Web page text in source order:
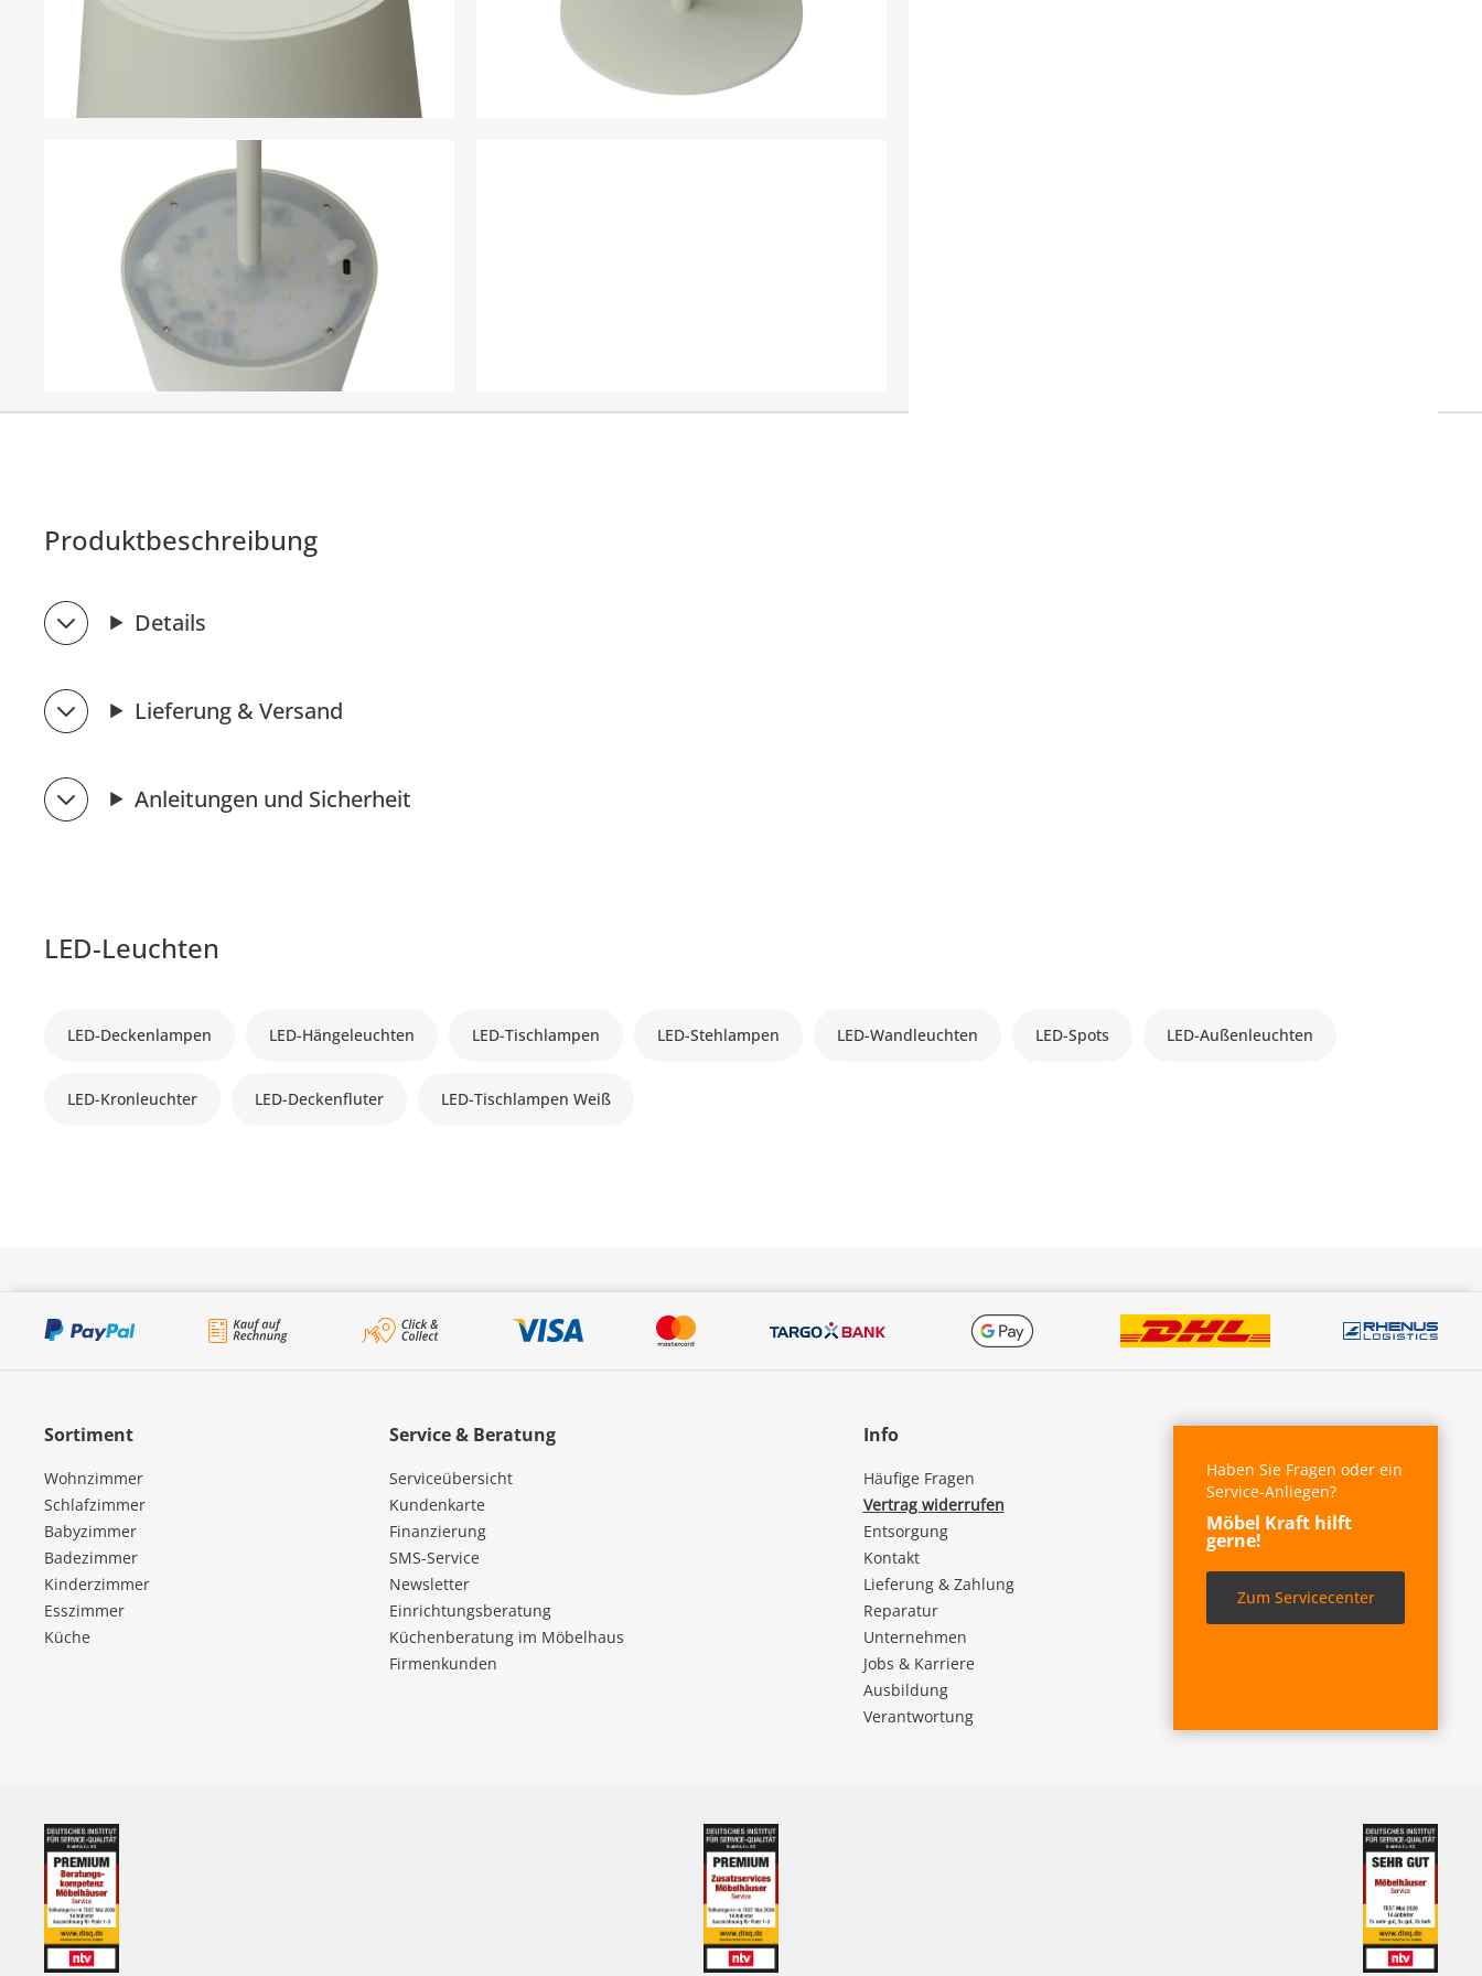
Produktbeschreibung
Details
Lieferung & Versand
Anleitungen und Sicherheit
LED-Leuchten
LED-Deckenlampen LED-Hängeleuchten LED-Tischlampen LED-Stehlampen LED-Wandleuchten LED-Spots LED-Außenleuchten
LED-Kronleuchter LED-Deckenfluter LED-Tischlampen Weiß
Sortiment
Wohnzimmer
Schlafzimmer
Babyzimmer
Badezimmer
Kinderzimmer
Esszimmer
Küche
Service & Beratung
Serviceübersicht
Kundenkarte
Finanzierung
SMS-Service
Newsletter
Einrichtungsberatung
Küchenberatung im Möbelhaus
Firmenkunden
Info
Häufige Fragen
Vertrag widerrufen
Entsorgung
Kontakt
Lieferung & Zahlung
Reparatur
Unternehmen
Jobs & Karriere
Ausbildung
Verantwortung
Haben Sie Fragen oder ein
Service-Anliegen?
Möbel Kraft hilft
gerne!
Zum Servicecenter